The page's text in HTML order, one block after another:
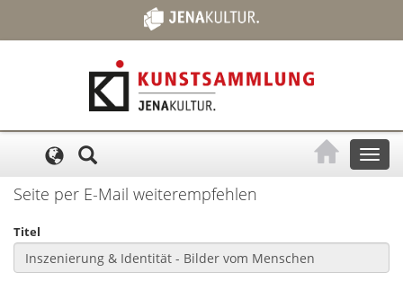
Toggle
Seite per E-Mail weiterempfehlen
Titel